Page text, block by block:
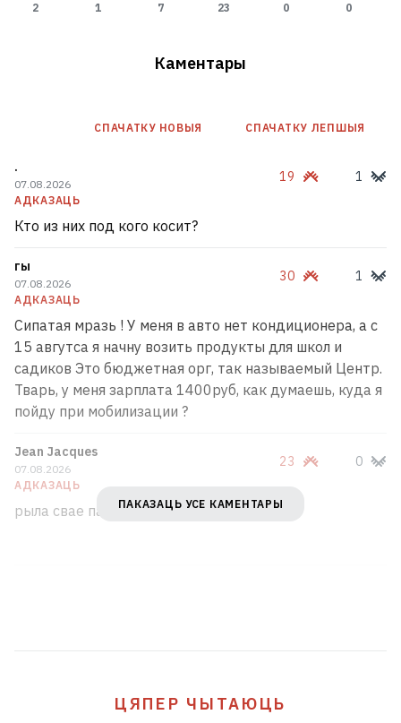
2 1 7 23 0 0
Каментары
СПАЧАТКУ НОВЫЯ СПАЧАТКУ ЛЕПШЫЯ
.
07.08.2026
АДКАЗАЦЬ
19 1
Кто из них под кого косит?
гы
07.08.2026
АДКАЗАЦЬ
30 1
Сипатая мразь ! У меня в авто нет кондиционера, а с
15 авгутса я начну возить продукты для школ и
садиков Это бюджетная орг, так называемый Центр.
Тварь, у меня зарплата 1400руб, как думаешь, куда я
пойду при мобилизации ?
Jean Jacques
07.08.2026
АДКАЗАЦЬ
23 0
рыла свае пазакрывайце , пустазвоны
ПАКАЗАЦЬ УСЕ КАМЕНТАРЫ
ЦЯПЕР ЧЫТАЮЦЬ